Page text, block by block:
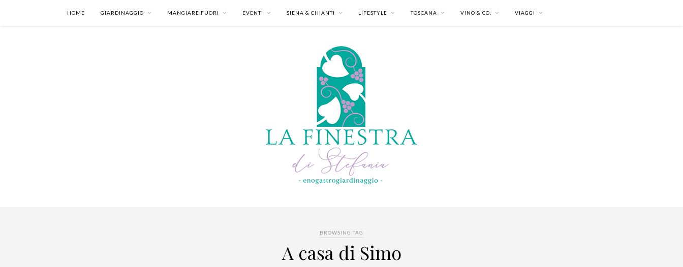
HOME GIARDINAGGIO MANGIARE FUORI EVENTI SIENA & CHIANTI LIFESTYLE TOSCANA VINO & CO. VIAGGI
BROWSING TAG
A casa di Simo